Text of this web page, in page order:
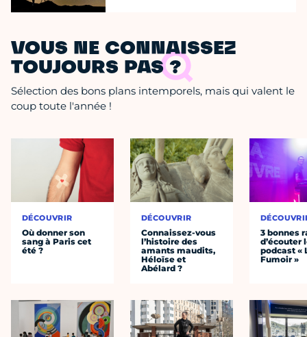
VOUS NE CONNAISSEZ
TOUJOURS PAS ?
Sélection des bons plans intemporels, mais qui valent le
coup toute l'année !
DÉCOUVRIR
Où donner son
sang à Paris cet
été ?
DÉCOUVRIR
Connaissez-vous
l’histoire des
amants maudits,
Héloïse et
Abélard ?
3 bonnes
d’écouter
podcast «
Fumoir »